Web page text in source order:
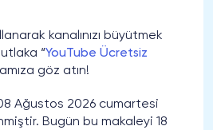
kanalınızı büyütmek
“YouTube Ücretsiz
göz atın!
Ağustos 2026 cumartesi
Bugün bu makaleyi 18